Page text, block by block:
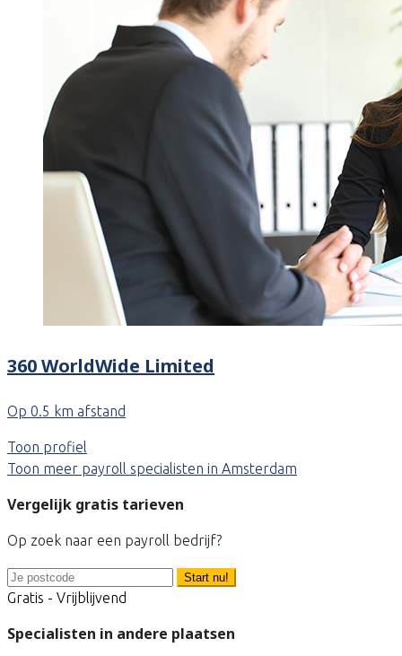
360 WorldWide Limited
Op 0.5 km afstand
Toon profiel
Toon meer payroll specialisten in Amsterdam
Vergelijk gratis tarieven
Op zoek naar een payroll bedrijf?
Start nu!
Gratis - Vrijblijvend
Specialisten in andere plaatsen